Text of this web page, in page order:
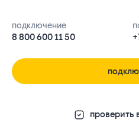
подключение
8 800 600 11 50
проверить